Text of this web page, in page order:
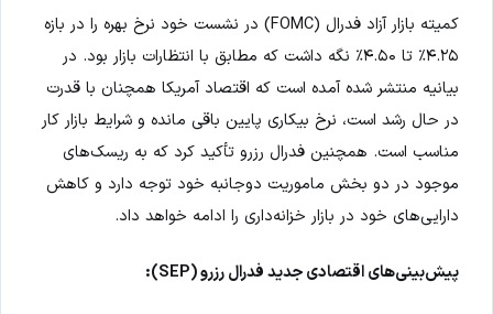
کمیته بازار آزاد فدرال (FOMC) در نشست خود نرخ بهره را در بازه
۴.۲۵٪ تا ۴.۵۰٪ نگه داشت که مطابق با انتظارات بازار بود. در
بیانیه منتشر شده آمده است که اقتصاد آمریکا همچنان با قدرت
در حال رشد است، نرخ بیکاری پایین باقی مانده و شرایط بازار کار
مناسب است. همچنین فدرال رزرو تأکید کرد که به ریسک‌های
موجود در دو بخش ماموریت دوجانبه خود توجه دارد و کاهش
دارایی‌های خود در بازار خزانه‌داری را ادامه خواهد داد.
پیش‌بینی‌های اقتصادی جدید فدرال رزرو (SEP):